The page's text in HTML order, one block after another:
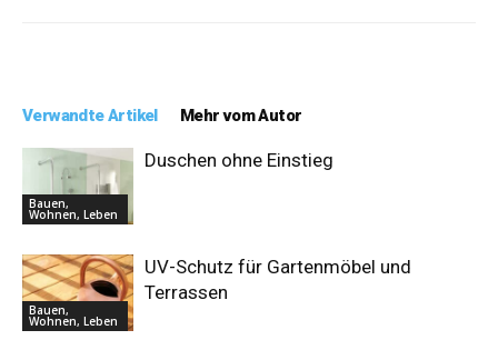
Verwandte Artikel Mehr vom Autor
Bauen,
Wohnen, Leben
Duschen ohne Einstieg
Bauen,
Wohnen, Leben
UV-Schutz für Gartenmöbel und
Terrassen